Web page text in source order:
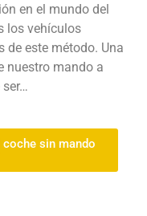
en el mundo del
los vehículos
de este método. Una
nuestro mando a
coche sin mando